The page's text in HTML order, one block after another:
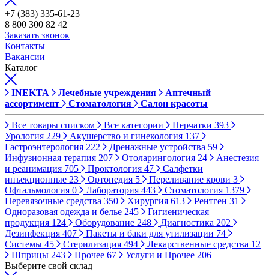
+7 (383) 335-61-23
8 800 300 82 42
Заказать звонок
Контакты
Вакансии
Каталог
INEKTA Лечебные учреждения
Аптечный
ассортимент
Стоматология Салон красоты
Все товары списком Все категории Перчатки 393
Урология 229 Акушерство и гинекология 137
Гастроэнтерология 222 Дренажные устройства 59
Инфузионная терапия 207 Отоларингология 24
Анестезия
и реанимация 705 Проктология 47
Салфетки
инъекционные 23 Ортопедия 5 Переливание крови 3
Офтальмология 0 Лаборатория 443 Стоматология 1379
Перевязочные средства 350 Хирургия 613 Рентген 31
Одноразовая одежда и белье 245
Гигиеническая
продукция 124 Оборудование 248 Диагностика 202
Дезинфекция 407 Пакеты и баки для утилизации 74
Системы 45 Стерилизация 494 Лекарственные средства 12
Шприцы 243 Прочее 67 Услуги и Прочее 206
Выберите свой склад